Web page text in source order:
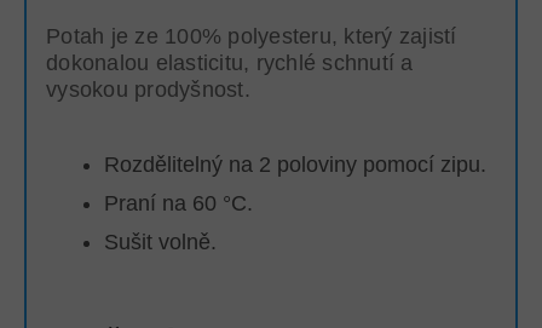
Potah je ze 100% polyesteru, který zajistí
dokonalou elasticitu, rychlé schnutí a
vysokou prodyšnost.
Rozdělitelný na 2 poloviny pomocí zipu.
Praní na 60 °C.
Sušit volně.